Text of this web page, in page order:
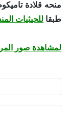
طبقا للحيثيات
لمشاهدة صور